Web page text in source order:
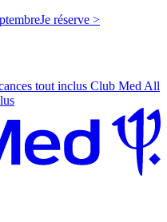
Je réserve >
tout inclus Club Med All